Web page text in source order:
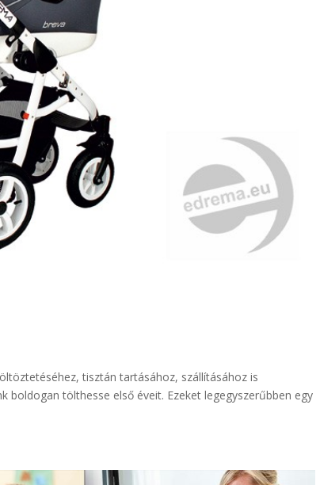
tisztán tartásához, szállításához is
boldogan tölthesse első éveit. Ezeket legegyszerűbben egy